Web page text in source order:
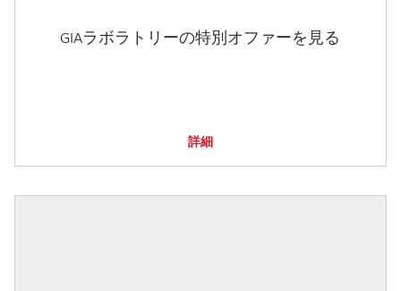
GIAラボラトリーの特別オファーを見る
詳細